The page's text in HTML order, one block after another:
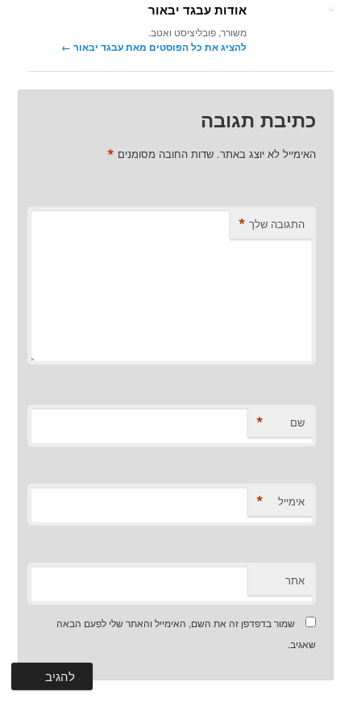
אודות עבגד יבאור
משורר, פובליציסט ואטב.
להציג את כל הפוסטים מאת עבגד יבאור‏ ←
כתיבת תגובה
האימייל לא יוצג באתר. שדות החובה מסומנים *
התגובה שלך *
שם *
אימייל *
אתר
שמור בדפדפן זה את השם, האימייל והאתר שלי לפעם הבאה
שאגיב.